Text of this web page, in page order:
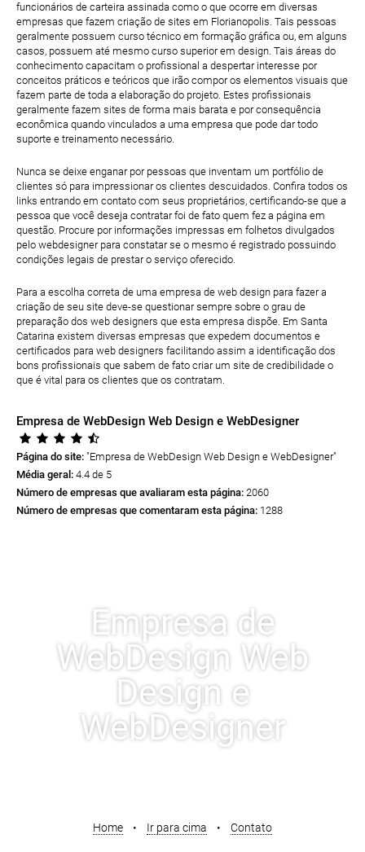
funcionários de carteira assinada como o que ocorre em diversas
empresas que fazem criação de sites em Florianopolis. Tais pessoas
geralmente possuem curso técnico em formação gráfica ou, em alguns
casos, possuem até mesmo curso superior em design. Tais áreas do
conhecimento capacitam o profissional a despertar interesse por
conceitos práticos e teóricos que irão compor os elementos visuais que
fazem parte de toda a elaboração do projeto. Estes profissionais
geralmente fazem sites de forma mais barata e por consequência
econômica quando vinculados a uma empresa que pode dar todo
suporte e treinamento necessário.
Nunca se deixe enganar por pessoas que inventam um portfólio de
clientes só para impressionar os clientes descuidados. Confira todos os
links entrando em contato com seus proprietários, certificando-se que a
pessoa que você deseja contratar foi de fato quem fez a página em
questão. Procure por informações impressas em folhetos divulgados
pelo webdesigner para constatar se o mesmo é registrado possuindo
condições legais de prestar o serviço oferecido.
Para a escolha correta de uma empresa de web design para fazer a
criação de seu site deve-se questionar sempre sobre o grau de
preparação dos web designers que esta empresa dispõe. Em Santa
Catarina existem diversas empresas que expedem documentos e
certificados para web designers facilitando assim a identificação dos
bons profissionais que sabem de fato criar um site de credibilidade o
que é vital para os clientes que os contratam.
Empresa de WebDesign Web Design e WebDesigner
Página do site: "Empresa de WebDesign Web Design e WebDesigner"
Média geral: 4.4 de 5
Número de empresas que avaliaram esta página: 2060
Número de empresas que comentaram esta página: 1288
Empresa de
WebDesign Web
Design e
WebDesigner
Home • Ir para cima • Contato